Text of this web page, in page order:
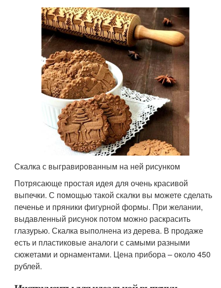
Скалка с выгравированным на ней рисунком
Потрясающе простая идея для очень красивой
выпечки. С помощью такой скалки вы можете сделать
печенье и пряники фигурной формы. При желании,
выдавленный рисунок потом можно раскрасить
глазурью. Скалка выполнена из дерева. В продаже
есть и пластиковые аналоги с самыми разными
сюжетами и орнаментами. Цена прибора – около 450
рублей.